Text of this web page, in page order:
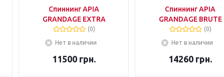
Спиннинг APIA
GRANDAGE EXTRA
(0)
Нет в наличии
11500 грн.
Спиннинг APIA
GRANDAGE BRUTE
(0)
Нет в наличии
14260 грн.